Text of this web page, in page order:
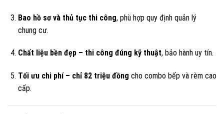
Bao hồ sơ và thủ tục thi công, phù hợp quy định quản lý
chung cư.
Chất liệu bền đẹp – thi công đúng kỹ thuật, bảo hành uy tín.
Tối ưu chi phí – chỉ 82 triệu đồng cho combo bếp và rèm cao
cấp.